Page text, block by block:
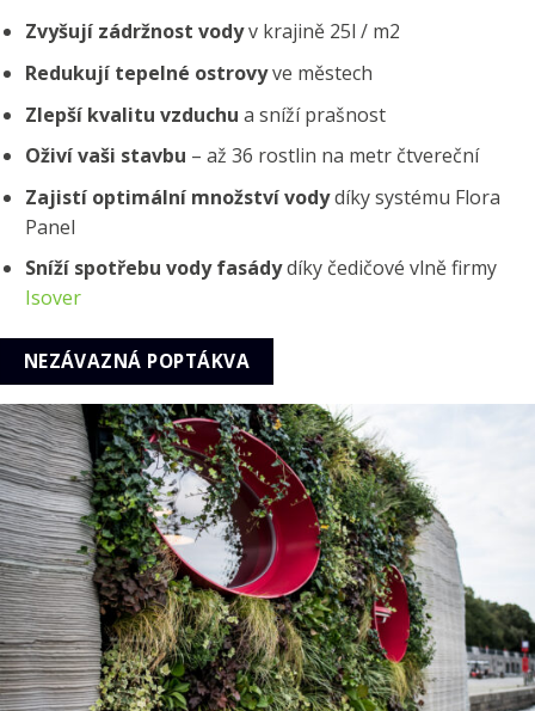
Zvyšují zádržnost vodyv krajině 25l / m2
Redukují tepelné ostrovyve městech
Zlepší kvalitu vzduchu a sníží prašnost
Oživí vaši stavbu – až 36 rostlin na metr čtvereční
Zajistí optimální množství vodydíky systému Flora
Panel
Sníží spotřebu vody fasádydíky čedičové vlně firmy
Isover
NEZÁVAZNÁ POPTÁKVA